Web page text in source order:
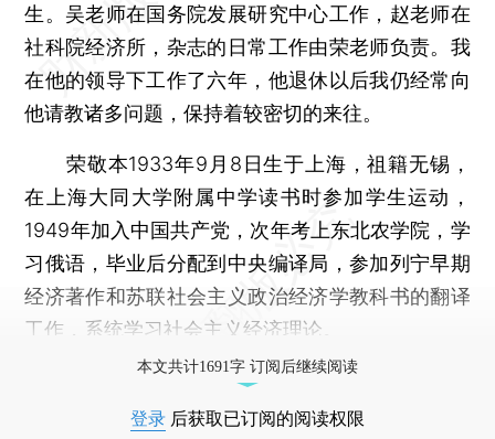
生。吴老师在国务院发展研究中心工作，赵老师在
社科院经济所，杂志的日常工作由荣老师负责。我
在他的领导下工作了六年，他退休以后我仍经常向
他请教诸多问题，保持着较密切的来往。
荣敬本1933年9月8日生于上海，祖籍无锡，
在上海大同大学附属中学读书时参加学生运动，
1949年加入中国共产党，次年考上东北农学院，学
习俄语，毕业后分配到中央编译局，参加列宁早期
经济著作和苏联社会主义政治经济学教科书的翻译
工作，系统学习社会主义经济理论。
本文共计1691字 订阅后继续阅读
登录 后获取已订阅的阅读权限